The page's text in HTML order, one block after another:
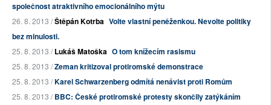
společnost atraktivního emocionálního mýtu
26. 8. 2013 /Štěpán Kotrba Volte vlastní peněženkou. Nevolte politiky
bez minulosti.
25. 8. 2013 /Lukáš Matoška O tom knížecím rasismu
25. 8. 2013 /Zeman kritizoval protiromské demonstrace
25. 8. 2013 /Karel Schwarzenberg odmítá nenávist proti Romům
25. 8. 2013 /BBC: České protiromské protesty skončily zatýkáním